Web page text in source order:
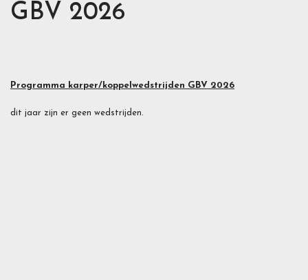
GBV 2026
Programma karper/koppelwedstrijden GBV 2026
dit jaar zijn er geen wedstrijden.